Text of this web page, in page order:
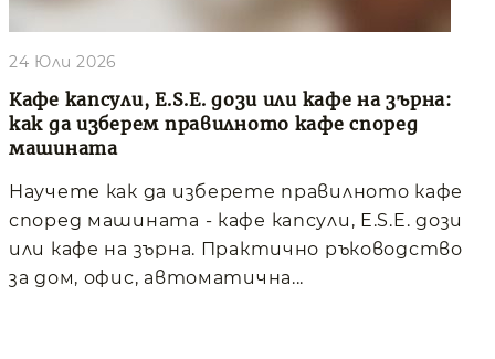
Кафе капсули, E.S.E. дози или кафе на зърна:
как да изберем правилното кафе според
машината
24 Юли 2026
Научете как да изберете правилното кафе
според машината - кафе капсули, E.S.E. дози
или кафе на зърна. Практично ръководство
за дом, офис, автоматична...